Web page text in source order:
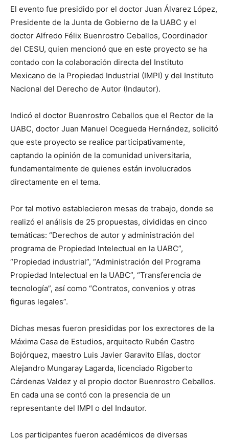
El evento fue presidido por el doctor Juan Álvarez López,
Presidente de la Junta de Gobierno de la UABC y el
doctor Alfredo Félix Buenrostro Ceballos, Coordinador
del CESU, quien mencionó que en este proyecto se ha
contado con la colaboración directa del Instituto
Mexicano de la Propiedad Industrial (IMPI) y del Instituto
Nacional del Derecho de Autor (Indautor).
Indicó el doctor Buenrostro Ceballos que el Rector de la
UABC, doctor Juan Manuel Ocegueda Hernández, solicitó
que este proyecto se realice participativamente,
captando la opinión de la comunidad universitaria,
fundamentalmente de quienes están involucrados
directamente en el tema.
Por tal motivo establecieron mesas de trabajo, donde se
realizó el análisis de 25 propuestas, divididas en cinco
temáticas: “Derechos de autor y administración del
programa de Propiedad Intelectual en la UABC”,
“Propiedad industrial”, “Administración del Programa
Propiedad Intelectual en la UABC”, “Transferencia de
tecnología”, así como “Contratos, convenios y otras
figuras legales”.
Dichas mesas fueron presididas por los exrectores de la
Máxima Casa de Estudios, arquitecto Rubén Castro
Bojórquez, maestro Luis Javier Garavito Elías, doctor
Alejandro Mungaray Lagarda, licenciado Rigoberto
Cárdenas Valdez y el propio doctor Buenrostro Ceballos.
En cada una se contó con la presencia de un
representante del IMPI o del Indautor.
Los participantes fueron académicos de diversas